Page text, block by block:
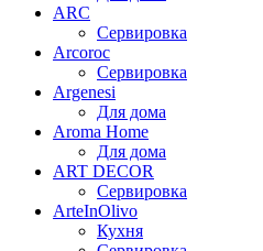
ARC
Сервировка
Arcoroc
Сервировка
Argenesi
Для дома
Aroma Home
Для дома
ART DECOR
Сервировка
ArteInOlivo
Кухня